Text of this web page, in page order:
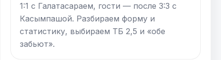
1:1 с Галатасараем, гости — после 3:3 с
Касымпашой. Разбираем форму и
статистику, выбираем ТБ 2,5 и «обе
забьют».